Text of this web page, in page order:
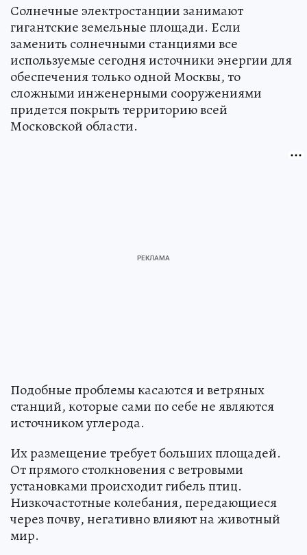
Солнечные электростанции занимают
гигантские земельные площади. Если
заменить солнечными станциями все
используемые сегодня источники энергии для
обеспечения только одной Москвы, то
сложными инженерными сооружениями
придется покрыть территорию всей
Московской области.
Подобные проблемы касаются и ветряных
станций, которые сами по себе не являются
источником углерода.
Их размещение требует больших площадей.
От прямого столкновения с ветровыми
установками происходит гибель птиц.
Низкочастотные колебания, передающиеся
через почву, негативно влияют на животный
мир.